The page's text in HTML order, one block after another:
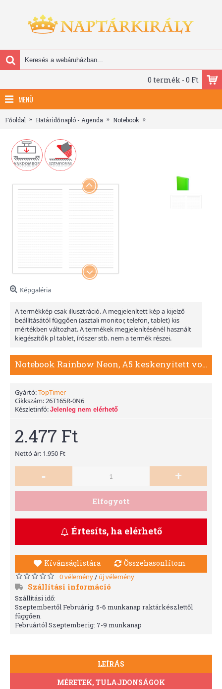
0 termék - 0 Ft
MENÜ
Főoldal Határidőnapló - Agenda Notebook
Képgaléria
A termékkép csak illusztráció. A megjelenített kép a kijelző
beállításától függően (asztali monitor, telefon, tablet) kis
mértékben változhat. A termékek megjelenítésénél használt
kiegészítők pl tablet, írószer stb. nem a termék részei.
Notebook Rainbow Neon, A5 keskenyitett vonalas jegyzetfüzet, Neon Zöld
Gyártó:TopTimer
Cikkszám:26T165R-0N6
Készletinfó: Jelenleg nem elérhető
2.477 Ft
Nettó ár: 1.950 Ft
- +
Elfogyott
Értesíts, ha elérhető
Kívánságlistára Összehasonlítom
0 vélemény/ új vélemény
Szállítási információ
Szállítási idő:
Szeptembertől Februárig: 5-6 munkanap raktárkészlettől
függően.
Februártól Szeptemberig: 7-9 munkanap
LEÍRÁS
MÉRETEK, TULAJDONSÁGOK